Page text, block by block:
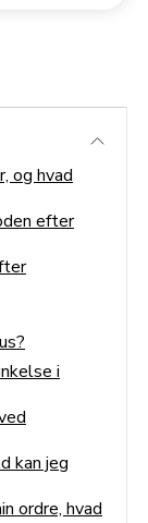
jeg?
og hvad
efter
i
kan jeg
ordre, hvad